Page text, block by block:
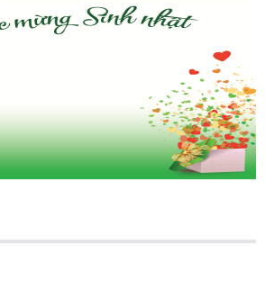
Hiệp hội Doanh nghiệp tỉnh Hưng Yên
Hưng Yên: Cập nhật chính sách thuế mới